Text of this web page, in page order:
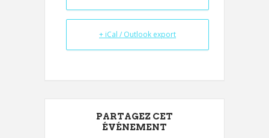
+ iCal / Outlook export
PARTAGEZ CET
ÉVÉNEMENT